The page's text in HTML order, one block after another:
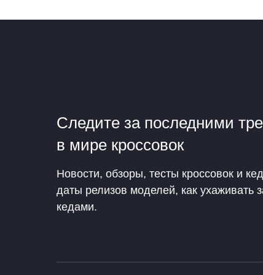
Следите за последними
в мире кроссовок
Новости, обзоры, тесты кроссовок и
даты релизов моделей, как ухаживать
кедами.